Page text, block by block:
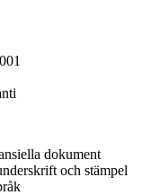
dokument
och stämpel